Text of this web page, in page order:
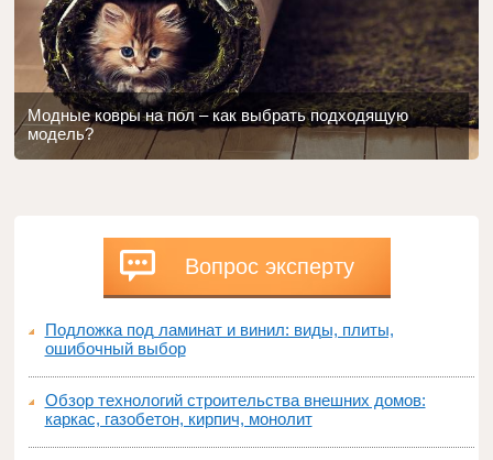
Модные ковры на пол – как выбрать подходящую
модель?
Вопрос эксперту
Подложка под ламинат и винил: виды, плиты,
ошибочный выбор
Обзор технологий строительства внешних домов:
каркас, газобетон, кирпич, монолит